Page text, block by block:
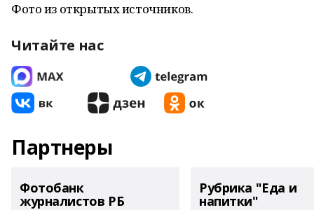
Фото из открытых источников.
Читайте нас
Партнеры
Фотобанк
журналистов РБ
Рубрика "Еда и
напитки"